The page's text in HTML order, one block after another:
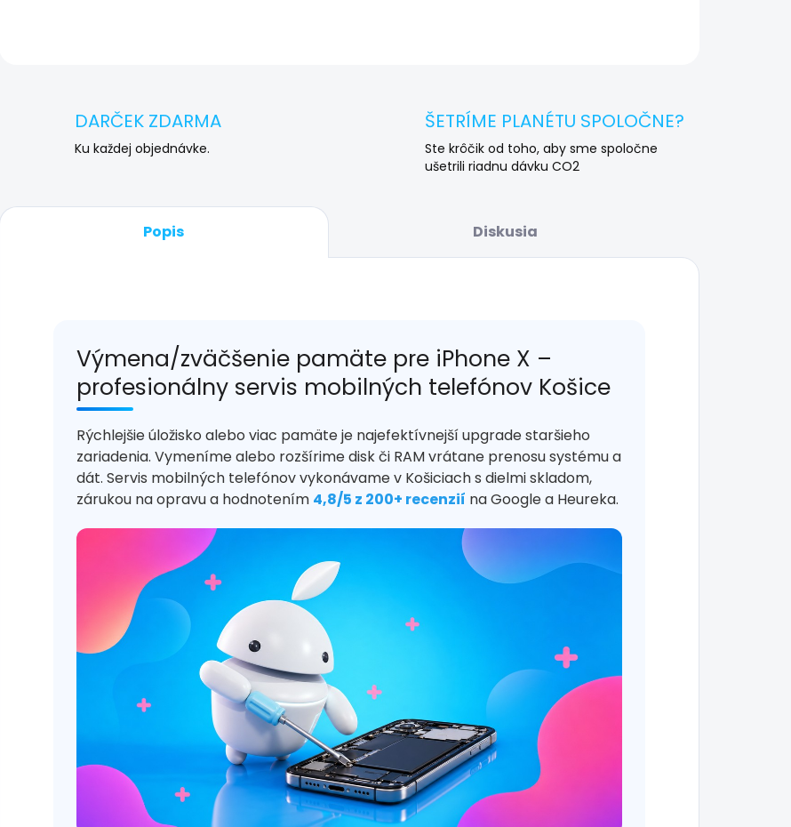
DARČEK ZDARMA
Ku každej objednávke.
ŠETRÍME PLANÉTU SPOLOČNE?
Ste krôčik od toho, aby sme spoločne
ušetrili riadnu dávku CO2
Popis Diskusia
Výmena/zväčšenie pamäte pre iPhone X –
profesionálny servis mobilných telefónov Košice
Rýchlejšie úložisko alebo viac pamäte je najefektívnejší upgrade staršieho
zariadenia. Vymeníme alebo rozšírime disk či RAM vrátane prenosu systému a
dát. Servis mobilných telefónov vykonávame v Košiciach s dielmi skladom,
zárukou na opravu a hodnotením 4,8/5 z 200+ recenzií na Google a Heureka.